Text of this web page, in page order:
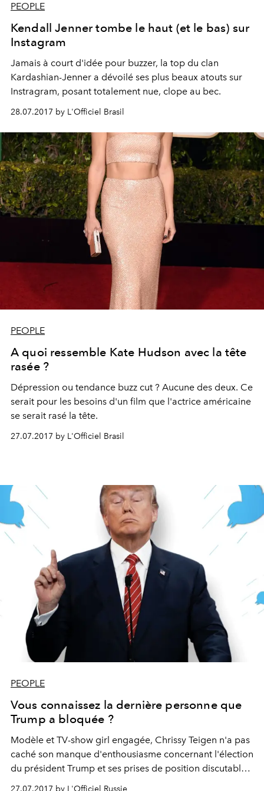
PEOPLE
Kendall Jenner tombe le haut (et le bas) sur
Instagram
Jamais à court d'idée pour buzzer, la top du clan
Kardashian-Jenner a dévoilé ses plus beaux atouts sur
Instragram, posant totalement nue, clope au bec.
28.07.2017 by L'Officiel Brasil
PEOPLE
A quoi ressemble Kate Hudson avec la tête
rasée ?
Dépression ou tendance buzz cut ? Aucune des deux. Ce
serait pour les besoins d'un film que l'actrice américaine
se serait rasé la tête.
27.07.2017 by L'Officiel Brasil
PEOPLE
Vous connaissez la dernière personne que
Trump a bloquée ?
Modèle et TV-show girl engagée, Chrissy Teigen n'a pas
caché son manque d'enthousiasme concernant l'élection
du président Trump et ses prises de position discutables.
Si bien que ce dernier vient de la bloquer de Twitter. A la
27.07.2017 by L'Officiel Russie